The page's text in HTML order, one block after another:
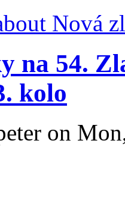
Nová
na 54.
kolo
on